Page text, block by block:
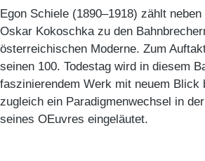
Egon Schiele (1890–1918) zählt
Oskar Kokoschka zu den
österreichischen Moderne. Zum
seinen 100. Todestag wird in diesem
faszinierendem Werk mit neuem Blick
zugleich ein Paradigmenwechsel in
seines OEuvres eingeläutet.